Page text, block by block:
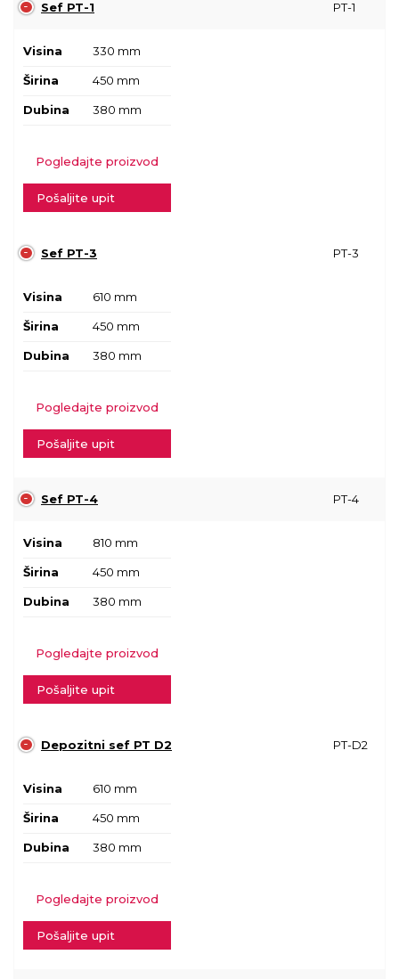
Sef PT-1 PT-1
Visina 330 mm
Širina 450 mm
Dubina 380 mm
Pogledajte proizvod
Pošaljite upit
Sef PT-3 PT-3
Visina 610 mm
Širina 450 mm
Dubina 380 mm
Pogledajte proizvod
Pošaljite upit
Sef PT-4 PT-4
Visina 810 mm
Širina 450 mm
Dubina 380 mm
Pogledajte proizvod
Pošaljite upit
Depozitni sef PT D2 PT-D2
Visina 610 mm
Širina 450 mm
Dubina 380 mm
Pogledajte proizvod
Pošaljite upit